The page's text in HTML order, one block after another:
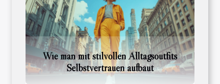
Wie man mit stilvollen Alltagsoutfits
Selbstvertrauen aufbaut